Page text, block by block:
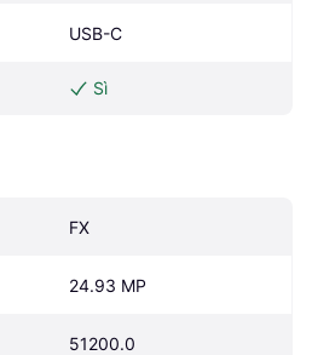
USB-C
Sì
FX
24.93 MP
51200.0